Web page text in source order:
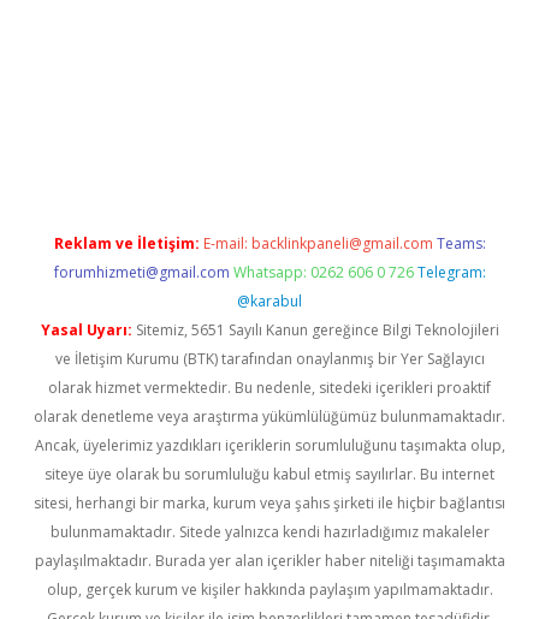
Reklam ve İletişim: E-mail: backlinkpaneli@gmail.com Teams:
forumhizmeti@gmail.com Whatsapp: 0262 606 0 726 Telegram:
@karabul
Yasal Uyarı: Sitemiz, 5651 Sayılı Kanun gereğince Bilgi Teknolojileri
ve İletişim Kurumu (BTK) tarafından onaylanmış bir Yer Sağlayıcı
olarak hizmet vermektedir. Bu nedenle, sitedeki içerikleri proaktif
olarak denetleme veya araştırma yükümlülüğümüz bulunmamaktadır.
Ancak, üyelerimiz yazdıkları içeriklerin sorumluluğunu taşımakta olup,
siteye üye olarak bu sorumluluğu kabul etmiş sayılırlar. Bu internet
sitesi, herhangi bir marka, kurum veya şahıs şirketi ile hiçbir bağlantısı
bulunmamaktadır. Sitede yalnızca kendi hazırladığımız makaleler
paylaşılmaktadır. Burada yer alan içerikler haber niteliği taşımamakta
olup, gerçek kurum ve kişiler hakkında paylaşım yapılmamaktadır.